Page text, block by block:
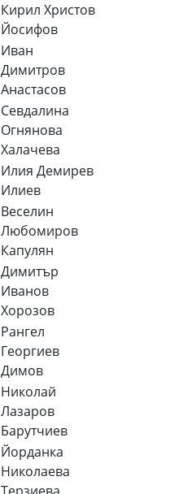
Кирил Христов
Йосифов
Иван
Димитров
Анастасов
Севдалина
Огнянова
Халачева
Илия Демирев
Илиев
Веселин
Любомиров
Капулян
Димитър
Иванов
Хорозов
Рангел
Георгиев
Димов
Николай
Лазаров
Барутчиев
Йорданка
Николаева